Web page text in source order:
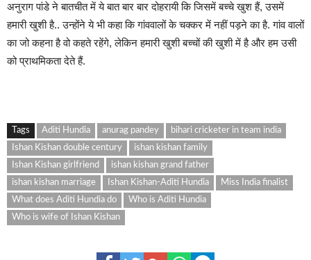
अनुराग पांडे ने बातचीत में ये बात बार बार दोहरायी कि जिसमें बच्चे खुश हैं, उसमें
हमारी खुशी है.. उन्होंने ये भी कहा कि गांववालों के चक्कर में नहीं पड़ने का है. गांव वालों
का जो कहना है वो कहते रहेंगे, लेकिन हमारी खुशी बच्चों की खुशी में है और हम उसी
को प्राथमिकता देते हैं.
Tags Aditi Hundia anurag pandey
bihari cricketer in team india
Ishan Kishan double century
ishan kishan family
Ishan Kishan girlfriend
ishan kishan grand father
ishan kishan marriage
Ishan Kishan-Aditi Hundia
Miss India finalist
What does Aditi Hundia do
Who is Aditi Hundia
Who is wife of Ishan Kishan